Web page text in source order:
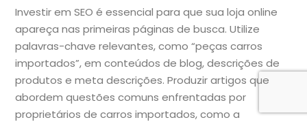
Investir em SEO é essencial para que sua loja online
apareça nas primeiras páginas de busca. Utilize
palavras-chave relevantes, como “peças carros
importados”, em conteúdos de blog, descrições de
produtos e meta descrições. Produzir artigos que
abordem questões comuns enfrentadas por
proprietários de carros importados, como a